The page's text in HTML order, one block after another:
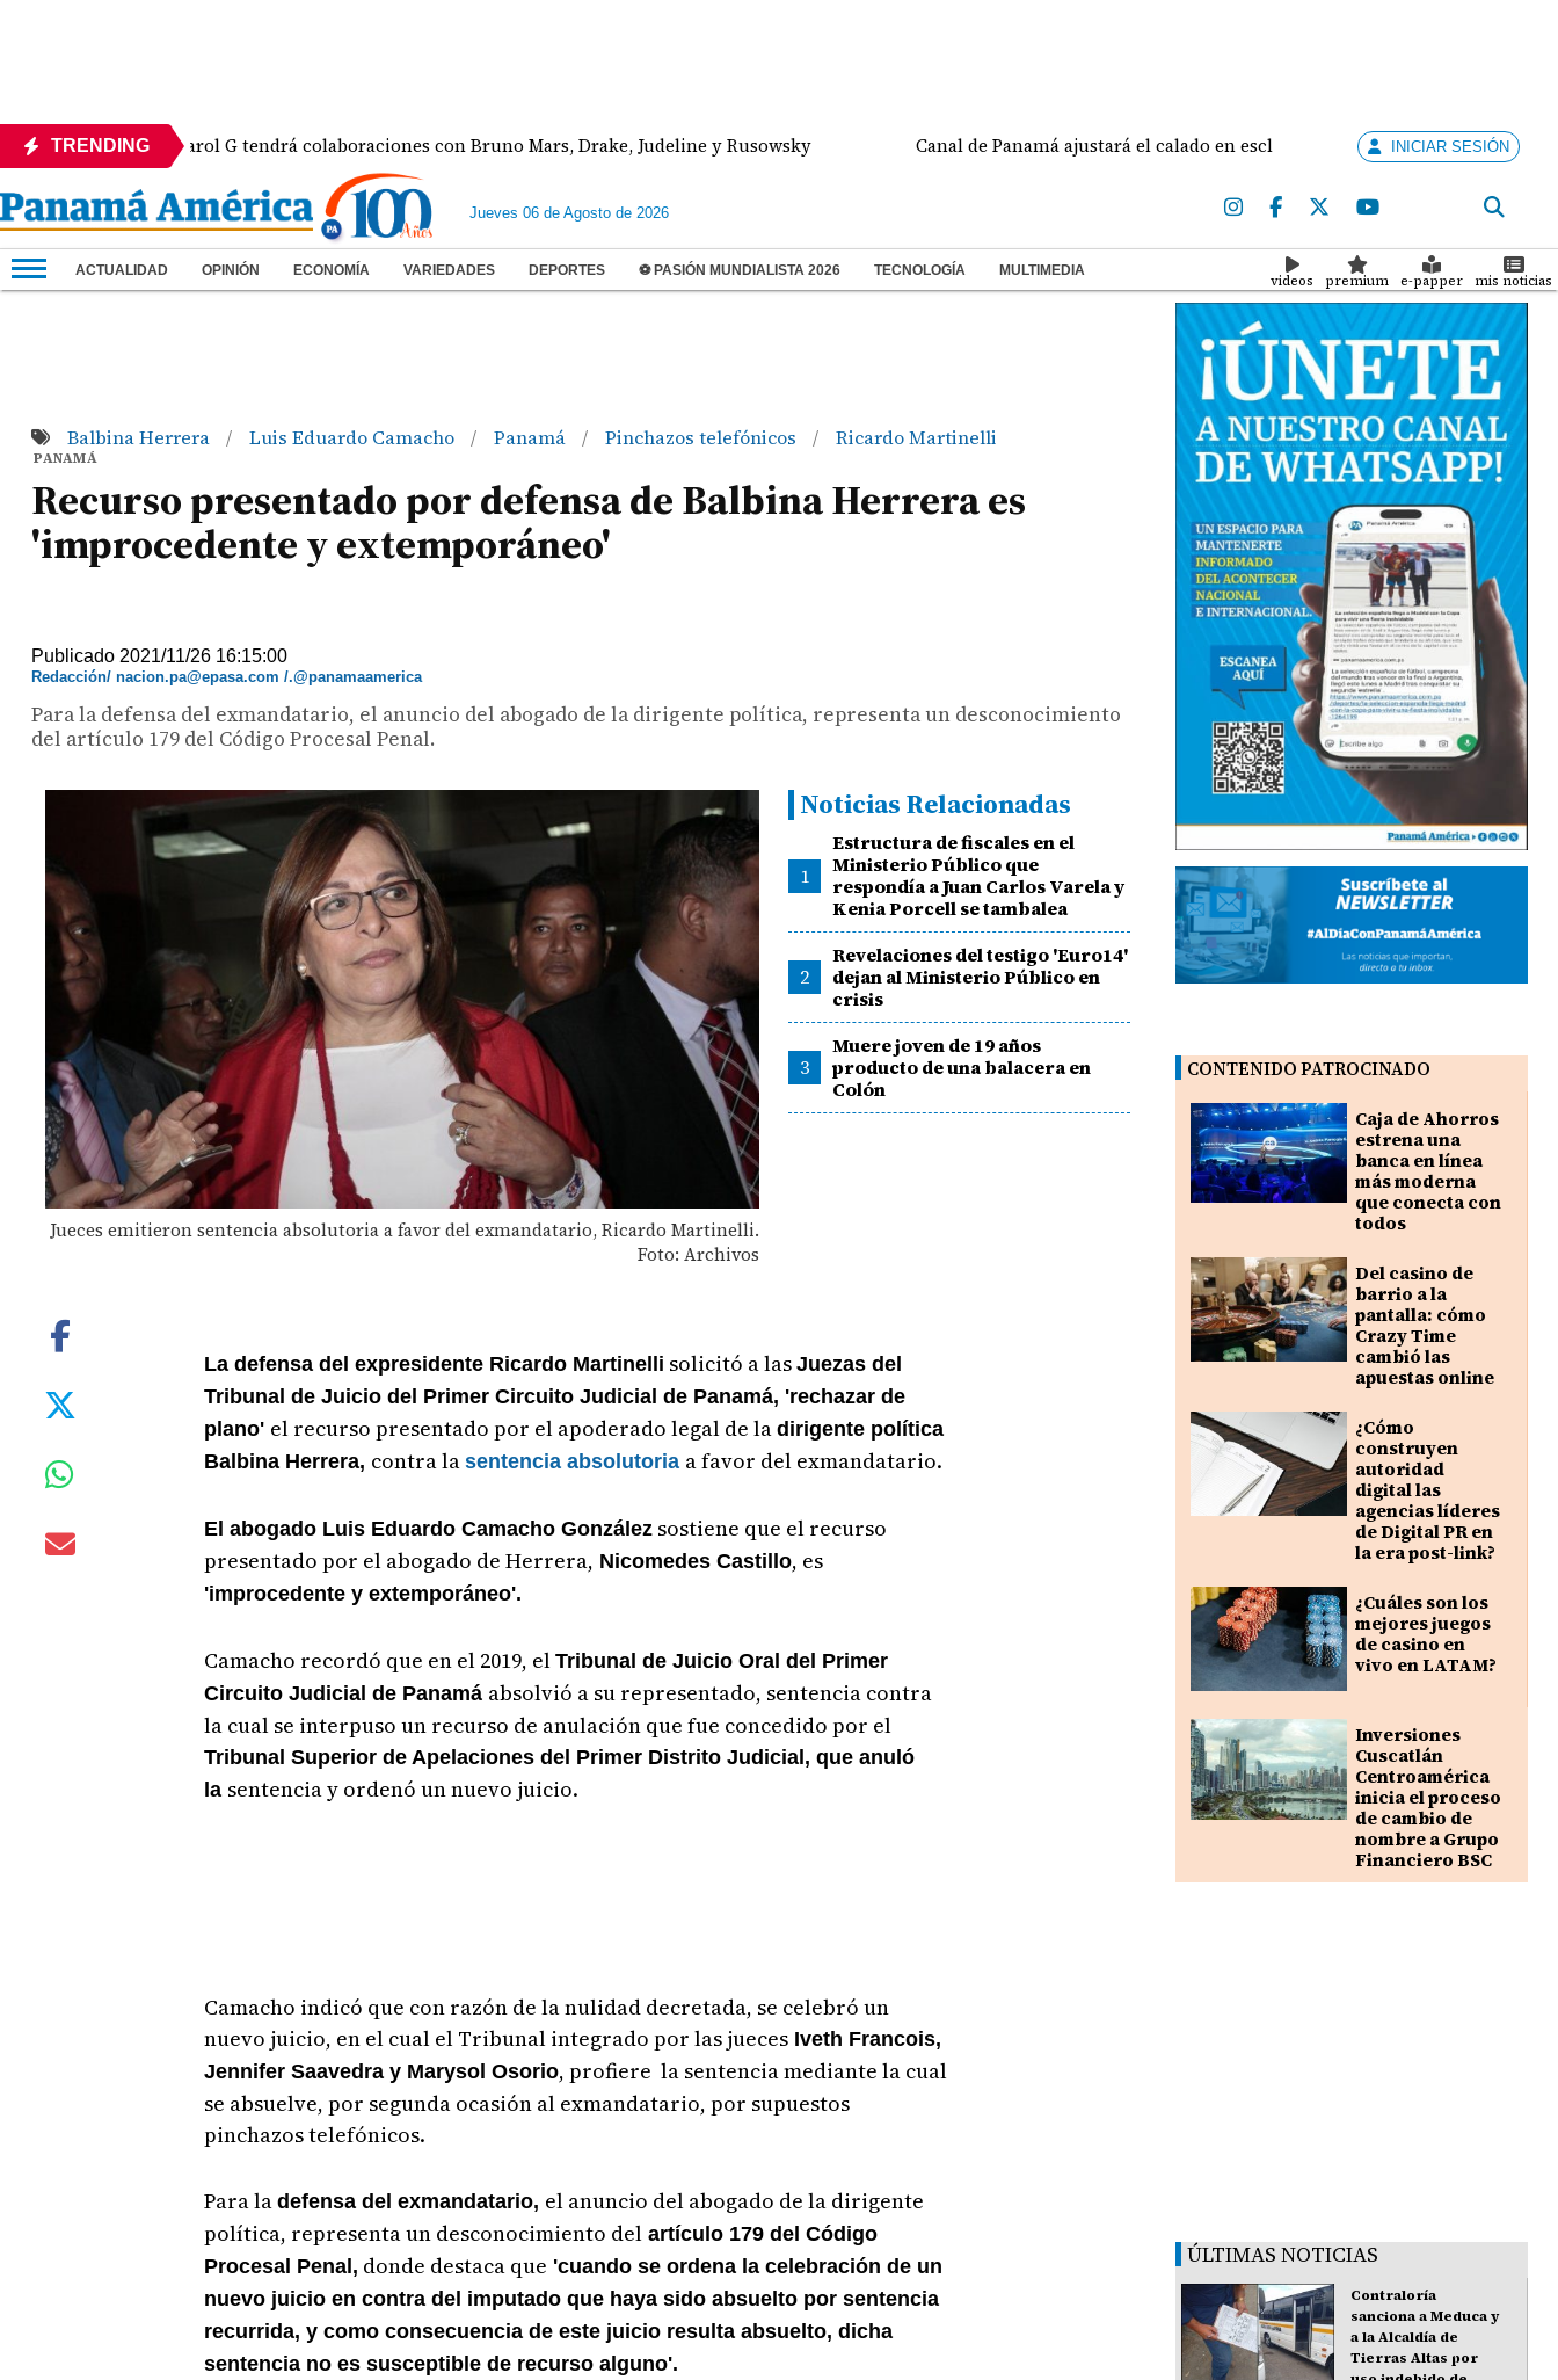
TRENDING
álbum de Karol G tendrá colaboraciones con Bruno Mars, Drake, Judeline y Rusowsky Canal de Panamá ajustará el calado en esclusas para barcos grandes sin recortar
INICIAR SESIÓN
Jueves 06 de Agosto de 2026
ACTUALIDAD OPINIÓN ECONOMÍA VARIEDADES DEPORTES ⚽ PASIÓN MUNDIALISTA 2026 TECNOLOGÍA MULTIMEDIA
videos premium e-papper mis noticias
Balbina Herrera / Luis Eduardo Camacho / Panamá / Pinchazos telefónicos / Ricardo Martinelli
PANAMÁ
Recurso presentado por defensa de Balbina Herrera es
'improcedente y extemporáneo'
Publicado 2021/11/26 16:15:00
Redacción/ nacion.pa@epasa.com /.@panamaamerica
Para la defensa del exmandatario, el anuncio del abogado de la dirigente política, representa un desconocimiento
del artículo 179 del Código Procesal Penal.
Jueces emitieron sentencia absolutoria a favor del exmandatario, Ricardo Martinelli.
Foto: Archivos
Noticias Relacionadas
1
Estructura de fiscales en el
Ministerio Público que
respondía a Juan Carlos Varela y
Kenia Porcell se tambalea
2
Revelaciones del testigo 'Euro14'
dejan al Ministerio Público en
crisis
3
Muere joven de 19 años
producto de una balacera en
Colón
La defensa del expresidente Ricardo Martinelli solicitó a las Juezas del
Tribunal de Juicio del Primer Circuito Judicial de Panamá, 'rechazar de
plano' el recurso presentado por el apoderado legal de la dirigente política
Balbina Herrera, contra la sentencia absolutoria a favor del exmandatario.
El abogado Luis Eduardo Camacho Gonzálezsostiene que el recurso
presentado por el abogado de Herrera, Nicomedes Castillo, es
'improcedente y extemporáneo'.
Camacho recordó que en el 2019, el Tribunal de Juicio Oral del Primer
Circuito Judicial de Panamá absolvió a su representado, sentencia contra
la cual se interpuso un recurso de anulación que fue concedido por el
Tribunal Superior de Apelaciones del Primer Distrito Judicial, que anuló
la sentencia y ordenó un nuevo juicio.
Camacho indicó que con razón de la nulidad decretada, se celebró un
nuevo juicio, en el cual el Tribunal integrado por las juecesIveth Francois,
Jennifer Saavedra y Marysol Osorio, profiere la sentencia mediante la cual
se absuelve, por segunda ocasión al exmandatario, por supuestos
pinchazos telefónicos.
Para la defensa del exmandatario, el anuncio del abogado de la dirigente
política, representa un desconocimiento delartículo 179 del Código
Procesal Penal, donde destaca que 'cuando se ordena la celebración de un
nuevo juicio en contra del imputado que haya sido absuelto por sentencia
recurrida, y como consecuencia de este juicio resulta absuelto, dicha
sentencia no es susceptible de recurso alguno'.
CONTENIDO PATROCINADO
Caja de Ahorros
estrena una
banca en línea
más moderna
que conecta con
todos
Del casino de
barrio a la
pantalla: cómo
Crazy Time
cambió las
apuestas online
¿Cómo
construyen
autoridad
digital las
agencias líderes
de Digital PR en
la era post-link?
¿Cuáles son los
mejores juegos
de casino en
vivo en LATAM?
Inversiones
Cuscatlán
Centroamérica
inicia el proceso
de cambio de
nombre a Grupo
Financiero BSC
ÚLTIMAS NOTICIAS
Contraloría
sanciona a Meduca y
a la Alcaldía de
Tierras Altas por